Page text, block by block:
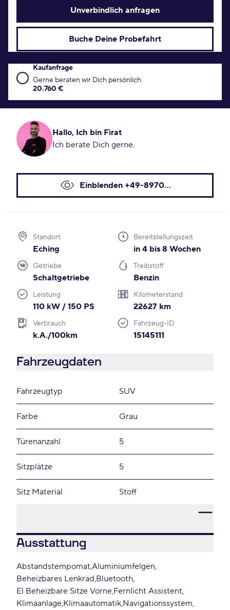
Unverbindlich anfragen
Buche Deine Probefahrt
Kaufanfrage Konditionen
Kaufanfrage
Gerne beraten wir Dich persönlich.
20.760 €
Hallo, Ich bin Firat
Ich berate Dich gerne.
Einblenden +49-8970...
Standort
Eching
Bereitstellungszeit
in 4 bis 8 Wochen
Getriebe
Schaltgetriebe
Treibstoff
Benzin
Leistung
110 kW / 150 PS
Kilometerstand
22627 km
Verbrauch
k.A./100km
Fahrzeug-ID
15145111
Fahrzeugdaten
Fahrzeugtyp SUV
Farbe Grau
Türenanzahl 5
Sitzplätze 5
Sitz Material Stoff
Ausstattung
AbstandstempomatAluminiumfelgen
Beheizbares Lenkrad Bluetooth
El Beheizbare Sitze Vorne Fernlicht Assistent
Klimaanlage Klimaautomatik Navigationssystem